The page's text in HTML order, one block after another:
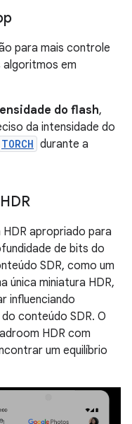
para mais controle
em
do flash,
da intensidade do
TORCH durante a
apropriado para
de bits do
SDR, como um
única miniatura HDR,
influenciando
conteúdo SDR. O
HDR com
um equilíbrio